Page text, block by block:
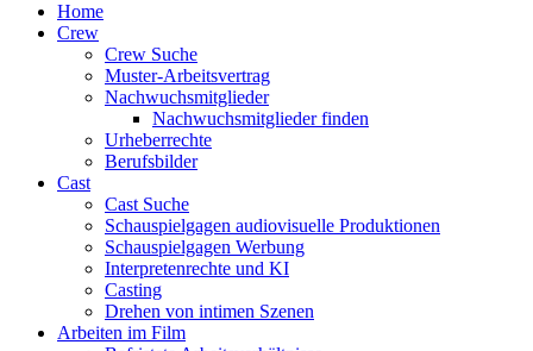
Home
Crew
Crew Suche
Muster-Arbeitsvertrag
Nachwuchsmitglieder
Nachwuchsmitglieder finden
Urheberrechte
Berufsbilder
Cast
Cast Suche
Schauspielgagen audiovisuelle Produktionen
Schauspielgagen Werbung
Interpretenrechte und KI
Casting
Drehen von intimen Szenen
Arbeiten im Film